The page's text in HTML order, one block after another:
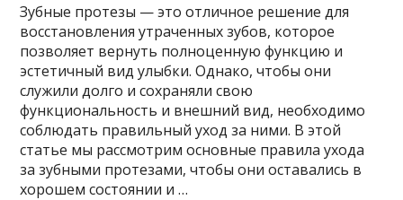
Зубные протезы — это отличное решение для
восстановления утраченных зубов, которое
позволяет вернуть полноценную функцию и
эстетичный вид улыбки. Однако, чтобы они
служили долго и сохраняли свою
функциональность и внешний вид, необходимо
соблюдать правильный уход за ними. В этой
статье мы рассмотрим основные правила ухода
за зубными протезами, чтобы они оставались в
хорошем состоянии и …